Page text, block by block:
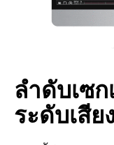
ลำดับเซ
ระดับเสีย